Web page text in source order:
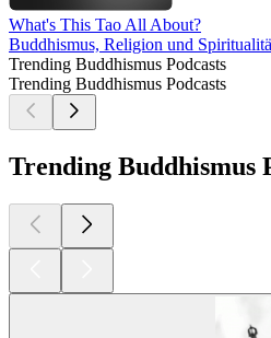
What's This Tao All About?
Buddhismus, Religion und
Trending Buddhismus Podcasts
Trending Buddhismus Podcasts
Trending Buddhismus